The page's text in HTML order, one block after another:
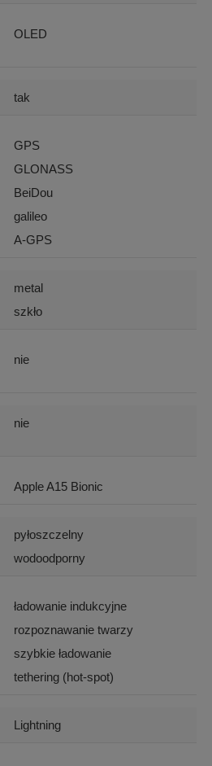
OLED
tak
GPS
GLONASS
BeiDou
galileo
A-GPS
metal
szkło
nie
nie
Apple A15 Bionic
pyłoszczelny
wodoodporny
ładowanie indukcyjne
rozpoznawanie twarzy
szybkie ładowanie
tethering (hot-spot)
Lightning